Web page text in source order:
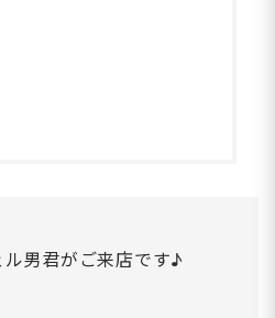
男君がご来店です♪